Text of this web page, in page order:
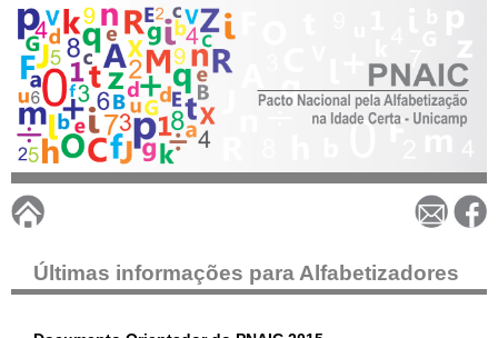
Pular
para
o
conteúdo
principal
P
N
A
Últimas informações para Alfabetizadores